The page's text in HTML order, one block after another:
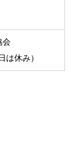
会
は休み）